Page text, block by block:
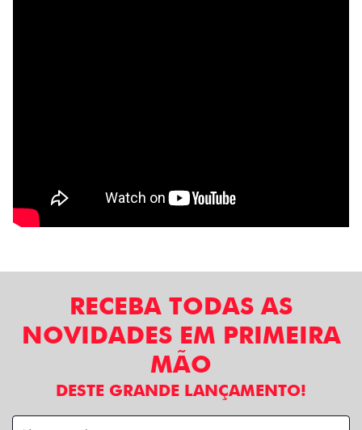
RECEBA TODAS AS
NOVIDADES EM PRIMEIRA
MÃO
DESTE GRANDE LANÇAMENTO!